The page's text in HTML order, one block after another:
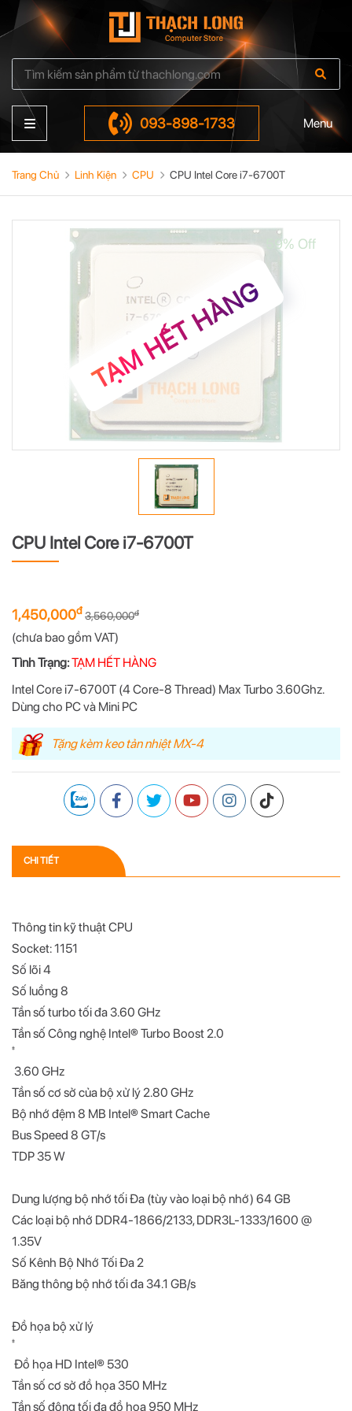
093-898-1733 Menu
Trang Chủ Linh Kiện CPU CPU Intel Core i7-6700T
59% Off
TẠM HẾT HÀNG
CPU Intel Core i7-6700T
1,450,000đ3,560,000đ
(chưa bao gồm VAT)
Tình Trạng:TẠM HẾT HÀNG
Intel Core i7-6700T (4 Core-8 Thread) Max Turbo 3.60Ghz.
Dùng cho PC và Mini PC
Tặng kèm keo tản nhiệt MX-4
CHI TIẾT
Thông tin kỹ thuật CPU
Socket: 1151
Số lõi 4
Số luồng 8
Tần số turbo tối đa 3.60 GHz
Tần số Công nghệ Intel® Turbo Boost 2.0
‡
3.60 GHz
Tần số cơ sở của bộ xử lý 2.80 GHz
Bộ nhớ đệm 8 MB Intel® Smart Cache
Bus Speed 8 GT/s
TDP 35 W
Dung lượng bộ nhớ tối Đa (tùy vào loại bộ nhớ) 64 GB
Các loại bộ nhớ DDR4-1866/2133, DDR3L-1333/1600 @
1.35V
Số Kênh Bộ Nhớ Tối Đa 2
Băng thông bộ nhớ tối đa 34.1 GB/s
Đồ họa bộ xử lý
‡
Đồ họa HD Intel® 530
Tần số cơ sở đồ họa 350 MHz
Tần số động tối đa đồ họa 950 MHz